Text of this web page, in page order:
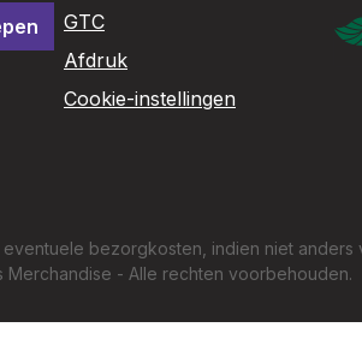
GTC
Afdruk
Cookie-instellingen
eventuele bezorgkosten, indien niet anders
Merchandise - Alle rechten voorbehouden.